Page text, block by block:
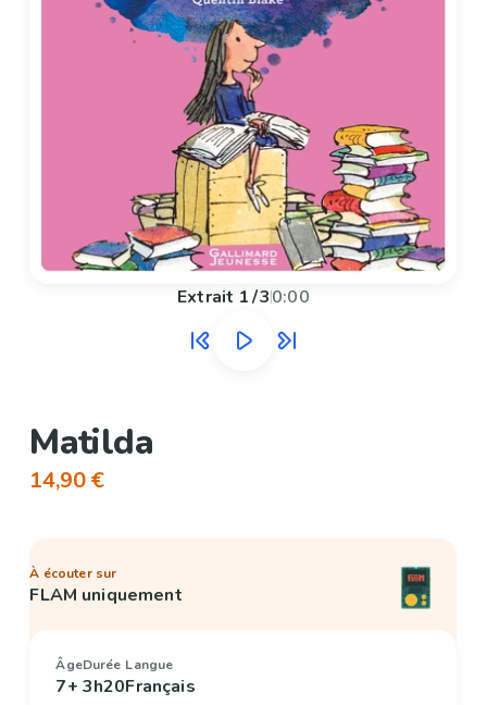
Extrait 1/30:00
Matilda
14,90 €
À écouter sur
FLAM uniquement
Âge
7+
Durée
3h20
Langue
Français